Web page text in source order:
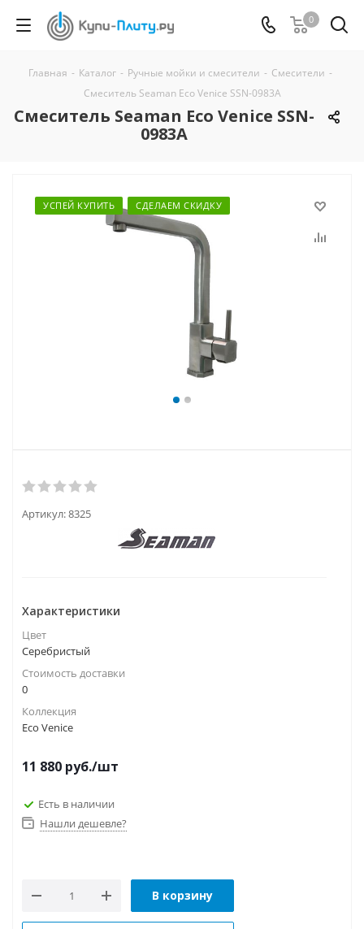
0
Главная - Каталог - Ручные мойки и смесители - Смесители -
Смеситель Seaman Eco Venice SSN-0983A
Смеситель Seaman Eco Venice SSN-
0983A
УСПЕЙ КУПИТЬ СДЕЛАЕМ СКИДКУ
Артикул:8325
Характеристики
Цвет
Серебристый
Стоимость доставки
0
Коллекция
Eco Venice
11 880 руб./шт
Есть в наличии
Нашли дешевле?
В корзину